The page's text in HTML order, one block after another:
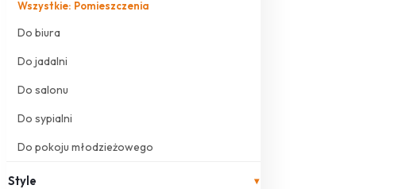
Wszystkie: Pomieszczenia
Do biura
Do jadalni
Do salonu
Do sypialni
Do pokoju młodzieżowego
Style ▾